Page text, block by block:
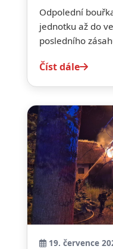
Odpolední
jednotku až do
posledního
Číst dále
19. července